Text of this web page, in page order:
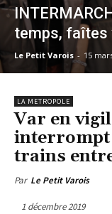
temps, faîtes
Le Petit Varois - 15
LA METROPOLE
Var en
interrompt
trains
Par Le Petit Varois
1 décembre 2019